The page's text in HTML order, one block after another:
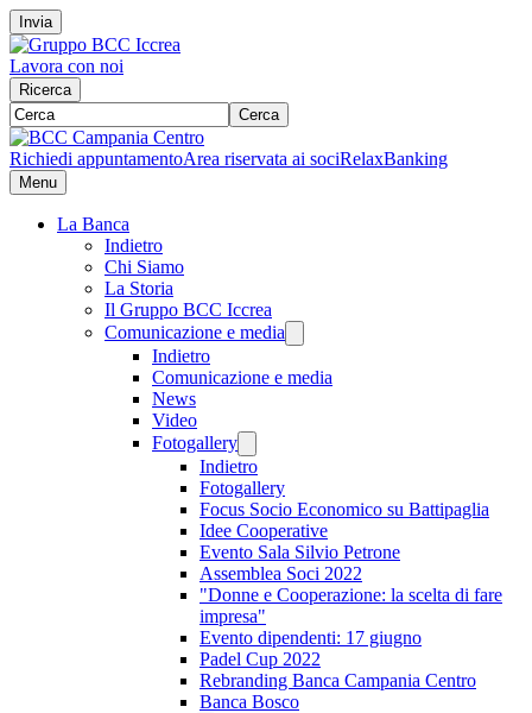
Invia
Lavora con noi
Ricerca
Cerca
Richiedi appuntamentoArea riservata ai sociRelaxBanking
Menu
La Banca
Indietro
Chi Siamo
La Storia
Il Gruppo BCC Iccrea
Comunicazione e media
Indietro
Comunicazione e media
News
Video
Fotogallery
Indietro
Fotogallery
Focus Socio Economico su Battipaglia
Idee Cooperative
Evento Sala Silvio Petrone
Assemblea Soci 2022
"Donne e Cooperazione: la scelta di fare
impresa"
Evento dipendenti: 17 giugno
Padel Cup 2022
Rebranding Banca Campania Centro
Banca Bosco